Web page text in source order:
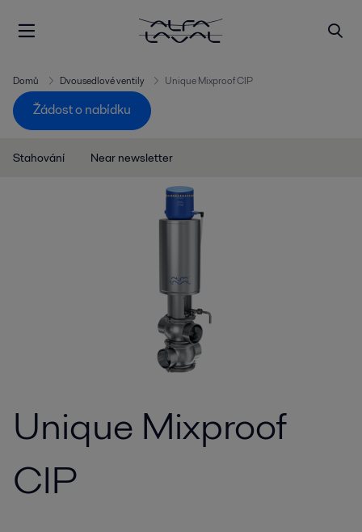
Domů Dvousedlové ventily Unique Mixproof CIP
Žádost o nabídku
Stahování Near newsletter
Unique Mixproof
CIP